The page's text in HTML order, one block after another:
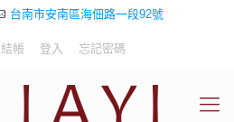
台南市安南區海佃路一段92號
結帳 登入 忘記密碼